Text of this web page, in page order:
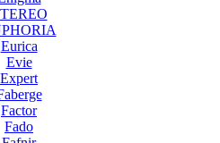
Eurica
Evie
Expert
Factor
Fado